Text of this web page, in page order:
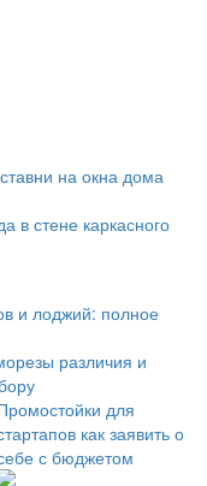
на окна дома
в стене каркасного
и лоджий: полное
различия и
для
как заявить о
с бюджетом